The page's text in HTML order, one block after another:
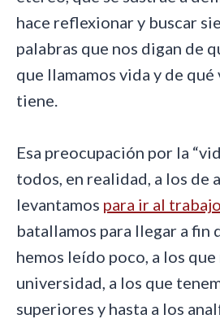
hace reflexionar y buscar
palabras que nos digan de
que llamamos vida y de
tiene.
Esa preocupación por la
todos, en realidad, a los de
levantamos para ir al trabajo
batallamos para llegar a fin
hemos leído poco, a los
universidad, a los que
superiores y hasta a los